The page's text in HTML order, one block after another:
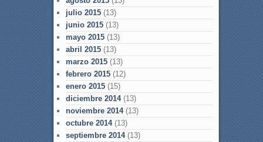
julio 2015(13)
junio 2015(13)
mayo 2015(13)
abril 2015(13)
marzo 2015(13)
febrero 2015(12)
enero 2015(15)
diciembre 2014(13)
noviembre 2014(13)
octubre 2014(13)
septiembre 2014(13)